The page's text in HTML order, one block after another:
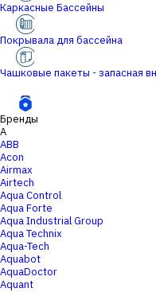
Каркасные Бассейны
Покрывала для бассейна
Чашковые пакеты - запасная
Бренды
A
ABB
Acon
Airmax
Airtech
Aqua Control
Aqua Forte
Aqua Industrial Group
Aqua Technix
Aqua-Tech
Aquabot
AquaDoctor
Aquant